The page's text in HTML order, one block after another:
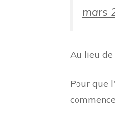
mars
Au lieu de
Pour que